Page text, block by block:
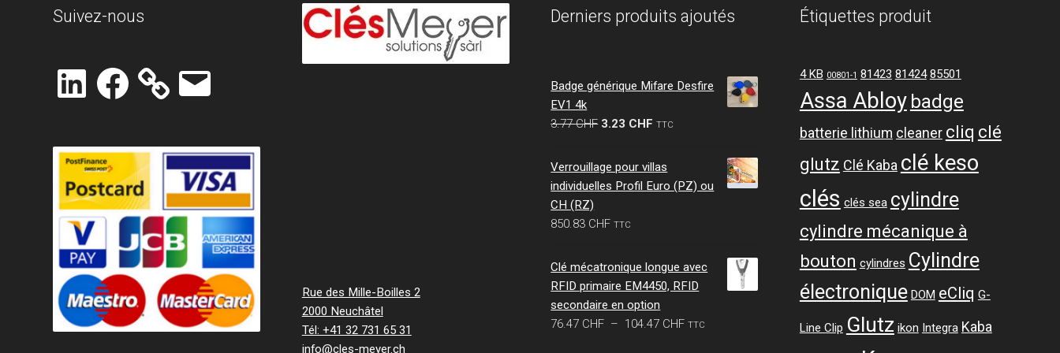
Suivez-nous
LinkedIn Facebook
E-
mail
Rue des Mille-Boilles 2
2000 Neuchâtel
Tél: +41 32 731 65 31
info@cles-meyer.ch
Derniers produits ajoutés
Badge générique Mifare Desfire
EV1 4k
3.77CHF Le
était :
3.23 CHF Le
actuel
est :
TTC
Verrouillage pour villas
individuelles Profil Euro (PZ) ou
CH (RZ)
850.83 CHF TTC
Clé mécatronique longue avec
RFID primaire EM4450, RFID
secondaire en option
76.47 CHF – 104.47 CHFPlage
TTC
Étiquettes produit
4 KB 00801-1 81423 81424 85501
Assa Abloy badge
batterie lithium cleaner cliq clé
glutz Clé Kaba clé keso
clés clés sea cylindre
cylindre mécanique à
bouton cylindres Cylindre
électronique DOM eCliq G-
Line Clip Glutz ikon Integra Kaba